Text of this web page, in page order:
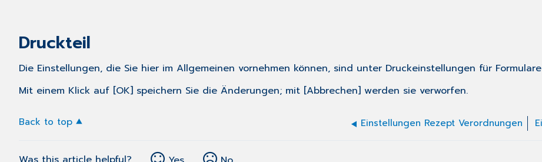
Druckteil
Die Einstellungen, die Sie hier im Allgemeinen vornehmen können, sind unter Druckeinstellungen für Formulare
Mit einem Klick auf [OK] speichern Sie die Änderungen; mit [Abbrechen] werden sie verworfen.
Back to top Einstellungen Rezept Verordnungen